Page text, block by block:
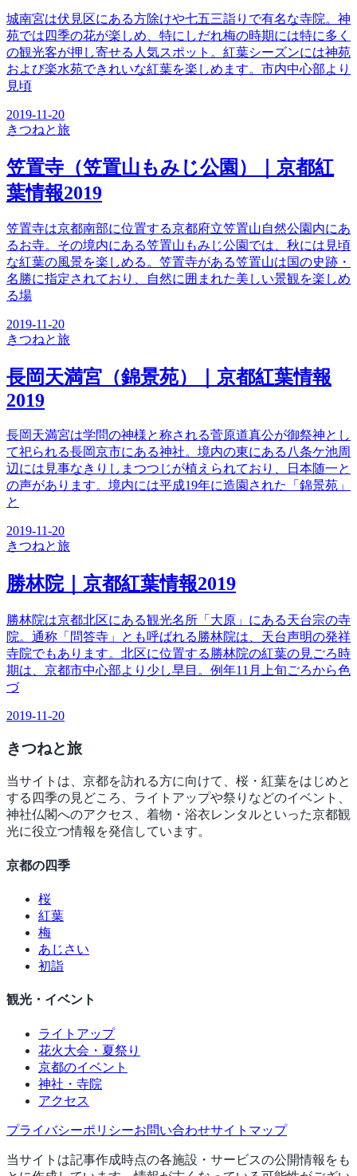
城南宮は伏見区にある方除けや七五三詣りで有名な寺院。神
苑では四季の花が楽しめ、特にしだれ梅の時期には特に多く
の観光客が押し寄せる人気スポット。紅葉シーズンには神苑
および楽水苑できれいな紅葉を楽しめます。市内中心部より
見頃
2019-11-20
きつねと旅
笠置寺（笠置山もみじ公園）｜京都紅
葉情報2019
笠置寺は京都南部に位置する京都府立笠置山自然公園内にあ
るお寺。その境内にある笠置山もみじ公園では、秋には見頃
な紅葉の風景を楽しめる。笠置寺がある笠置山は国の史跡・
名勝に指定されており、自然に囲まれた美しい景観を楽しめ
る場
2019-11-20
きつねと旅
長岡天満宮（錦景苑）｜京都紅葉情報
2019
長岡天満宮は学問の神様と称される菅原道真公が御祭神とし
て祀られる長岡京市にある神社。境内の東にある八条ケ池周
辺には見事なきりしまつつじが植えられており、日本随一と
の声があります。境内には平成19年に造園された「錦景苑」
と
2019-11-20
きつねと旅
勝林院｜京都紅葉情報2019
勝林院は京都北区にある観光名所「大原」にある天台宗の寺
院。通称「問答寺」とも呼ばれる勝林院は、天台声明の発祥
寺院でもあります。北区に位置する勝林院の紅葉の見ごろ時
期は、京都市中心部より少し早目。例年11月上旬ごろから色
づ
2019-11-20
きつねと旅
当サイトは、京都を訪れる方に向けて、桜・紅葉をはじめと
する四季の見どころ、ライトアップや祭りなどのイベント、
神社仏閣へのアクセス、着物・浴衣レンタルといった京都観
光に役立つ情報を発信しています。
京都の四季
桜
紅葉
梅
あじさい
初詣
観光・イベント
ライトアップ
花火大会・夏祭り
京都のイベント
神社・寺院
アクセス
プライバシーポリシーお問い合わせサイトマップ
当サイトは記事作成時点の各施設・サービスの公開情報をも